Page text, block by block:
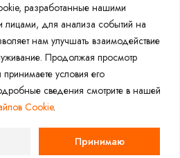
разработанные нашими
лицами, для анализа событий на
нам улучшать взаимодействие
Продолжая просмотр
условия его
сведения смотрите в нашей
Cookie.
Принимаю
19 Василий
58 Михаил
запчастей для эндуро
заказов резерв товаров
после оформления заказа.